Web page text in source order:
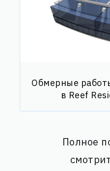
Обмерные
в Reef
Полное